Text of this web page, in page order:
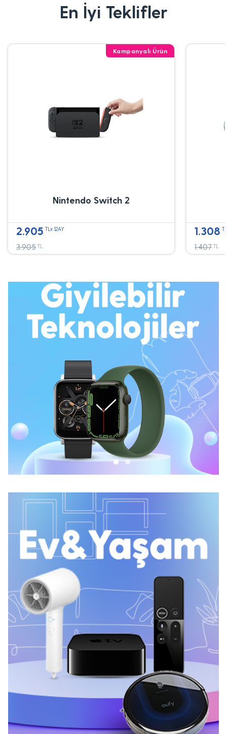
En İyi Teklifler
Kampanyalı Ürün
Nintendo Switch 2
2.905 TLx 12AY
3.905 TL
1.308
1.407 TL